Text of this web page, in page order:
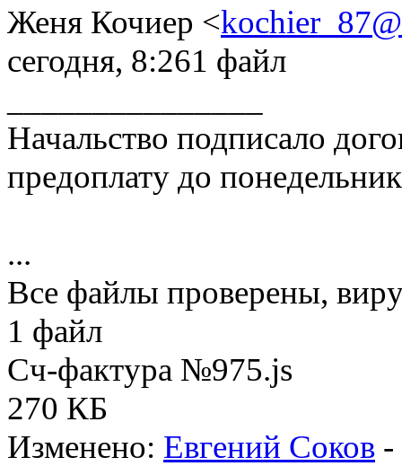
Женя Кочиер <
сегодня, 8:261 файл
Начальство подписало
предоплату до
...
Все файлы проверены,
1 файл
Сч-фактура №975.js
270 КБ
Изменено: Евгений Соков -